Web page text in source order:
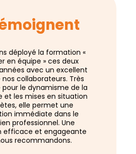
déployé la formation «
en équipe » ces deux
avec un excellent
collaborateurs. Très
le dynamisme de la
et les mises en situation
elle permet une
immédiate dans le
professionnel. Une
efficace et engageante
recommandons.